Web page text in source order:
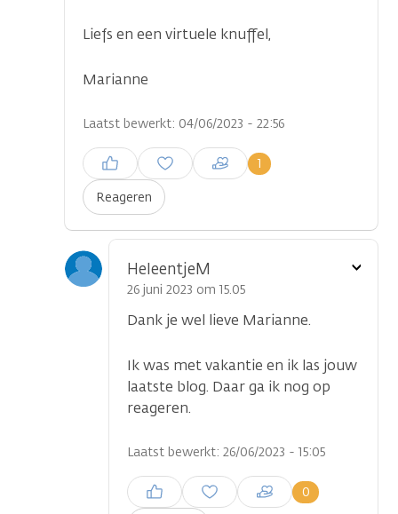
Liefs en een virtuele knuffel,
Marianne
Laatst bewerkt: 04/06/2023 - 22:56
Reageren
1
Inloggen om een reactie te
plaatsen
HeleentjeM
26 juni 2023 om 15.05
Dank je wel lieve Marianne.
Ik was met vakantie en ik las jouw
laatste blog. Daar ga ik nog op
reageren.
Laatst bewerkt: 26/06/2023 - 15:05
0
Inloggen om een reactie te
plaatsen
Toon